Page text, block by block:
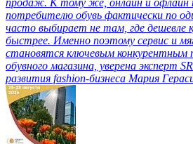
потребителю обувь фактически по
часто выбирает не там, где дешевле
быстрее. Именно поэтому сервис и
становятся ключевым конкурентным
обувного магазина, уверена эксперт
развития fashion-бизнеса Мария